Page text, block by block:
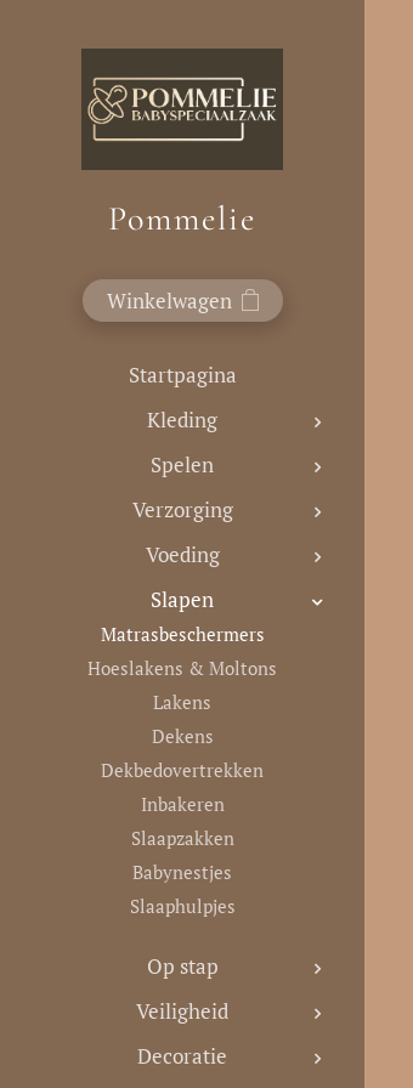
Pommelie
Winkelwagen
Startpagina
Kleding
Spelen
Verzorging
Voeding
Slapen
Matrasbeschermers
Hoeslakens & Moltons
Lakens
Dekens
Dekbedovertrekken
Inbakeren
Slaapzakken
Babynestjes
Slaaphulpjes
Op stap
Veiligheid
Decoratie